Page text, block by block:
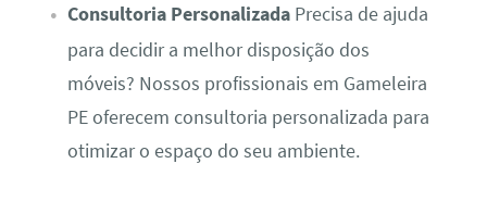
Consultoria PersonalizadaPrecisa de ajuda
para decidir a melhor disposição dos
móveis? Nossos profissionais em Gameleira
PE oferecem consultoria personalizada para
otimizar o espaço do seu ambiente.